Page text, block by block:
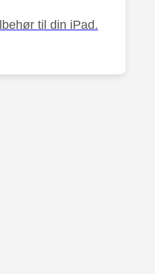
til din iPad.